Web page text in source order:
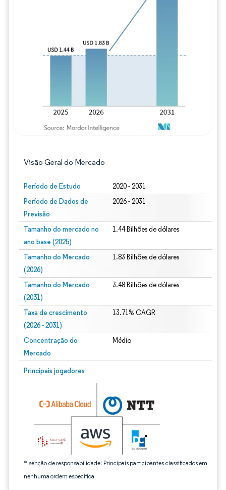
Visão Geral do Mercado
Período de Estudo 2020 - 2031
Período de Dados de
Previsão
2026 - 2031
Tamanho do mercado no
ano base (2025)
1.44 Bilhões de dólares
Tamanho do Mercado
(2026)
1.83 Bilhões de dólares
Tamanho do Mercado
(2031)
3.48 Bilhões de dólares
Taxa de crescimento
(2026 - 2031)
13.71% CAGR
Concentração do
Mercado
Médio
Principais jogadores
*Isenção de responsabilidade: Principais participantes classificados em
nenhuma ordem específica
Imagem © Mordor Intelligence. O reuso requer atribuição conforme CC BY 4.0.
Imagem © Mordor Intelligence. O reuso